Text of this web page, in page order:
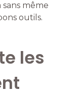
même
outils.
les